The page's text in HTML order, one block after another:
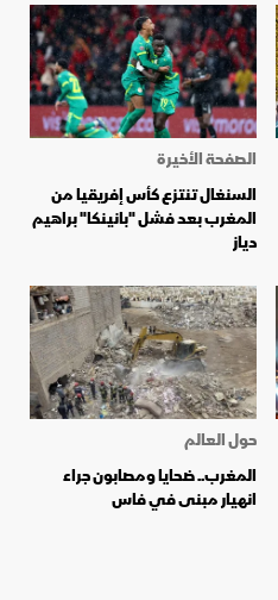
الصفحة الأخيرة
السنغال تنتزع كأس إفريقيا من
المغرب بعد فشل "بانينكا" براهيم
دياز
حول العالم
المغرب.. ضحايا ومصابون جراء
انهيار مبنى في فاس